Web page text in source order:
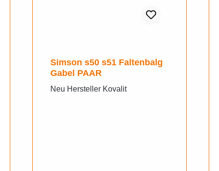
Simson s50 s51 Faltenbalg
Gabel PAAR
Neu Hersteller Kovalit